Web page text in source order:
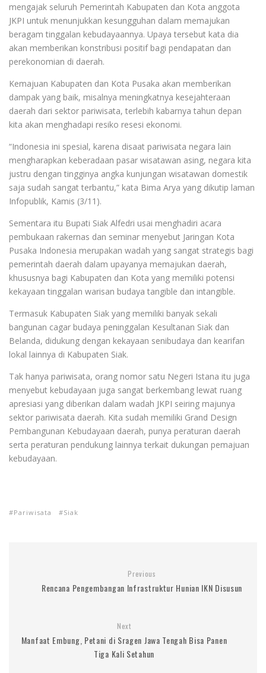
mengajak seluruh Pemerintah Kabupaten dan Kota anggota
JKPI untuk menunjukkan kesungguhan dalam memajukan
beragam tinggalan kebudayaannya. Upaya tersebut kata dia
akan memberikan konstribusi positif bagi pendapatan dan
perekonomian di daerah.
Kemajuan Kabupaten dan Kota Pusaka akan memberikan
dampak yang baik, misalnya meningkatnya kesejahteraan
daerah dari sektor pariwisata, terlebih kabarnya tahun depan
kita akan menghadapi resiko resesi ekonomi.
“Indonesia ini spesial, karena disaat pariwisata negara lain
mengharapkan keberadaan pasar wisatawan asing, negara kita
justru dengan tingginya angka kunjungan wisatawan domestik
saja sudah sangat terbantu,” kata Bima Arya yang dikutip laman
Infopublik, Kamis (3/11).
Sementara itu Bupati Siak Alfedri usai menghadiri acara
pembukaan rakernas dan seminar menyebut Jaringan Kota
Pusaka Indonesia merupakan wadah yang sangat strategis bagi
pemerintah daerah dalam upayanya memajukan daerah,
khususnya bagi Kabupaten dan Kota yang memiliki potensi
kekayaan tinggalan warisan budaya tangible dan intangible.
Termasuk Kabupaten Siak yang memiliki banyak sekali
bangunan cagar budaya peninggalan Kesultanan Siak dan
Belanda, didukung dengan kekayaan senibudaya dan kearifan
lokal lainnya di Kabupaten Siak.
Tak hanya pariwisata, orang nomor satu Negeri Istana itu juga
menyebut kebudayaan juga sangat berkembang lewat ruang
apresiasi yang diberikan dalam wadah JKPI seiring majunya
sektor pariwisata daerah. Kita sudah memiliki Grand Design
Pembangunan Kebudayaan daerah, punya peraturan daerah
serta peraturan pendukung lainnya terkait dukungan pemajuan
kebudayaan.
Pariwisata Siak
Previous
Rencana Pengembangan Infrastruktur Hunian IKN Disusun
Next
Manfaat Embung, Petani di Sragen Jawa Tengah Bisa Panen
Tiga Kali Setahun